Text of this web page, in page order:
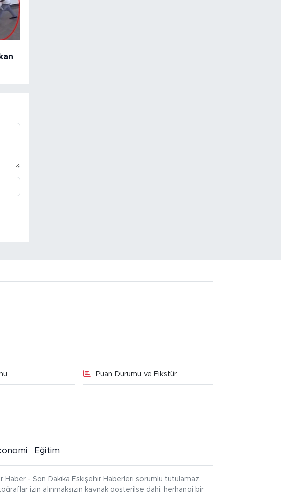
Puan Durumu ve Fikstür
Eğitim
Haber - Son Dakika Eskişehir Haberleri sorumlu tutulamaz.
izin alınmaksızın kaynak gösterilse dahi, herhangi bir